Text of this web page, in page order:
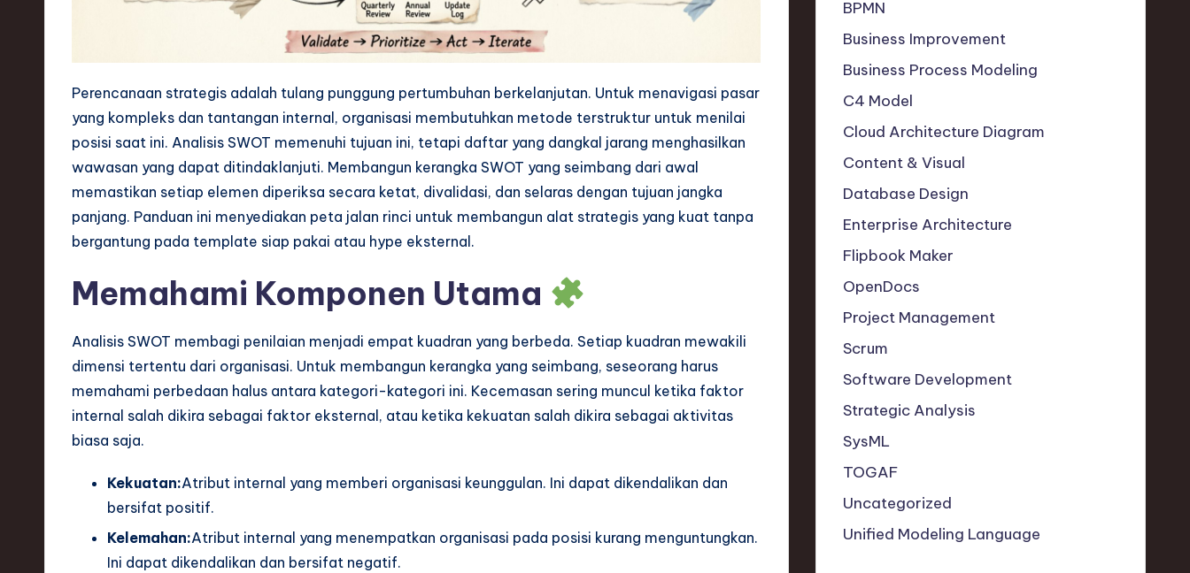
Perencanaan strategis adalah tulang punggung pertumbuhan berkelanjutan. Untuk menavigasi pasar
yang kompleks dan tantangan internal, organisasi membutuhkan metode terstruktur untuk menilai
posisi saat ini. Analisis SWOT memenuhi tujuan ini, tetapi daftar yang dangkal jarang menghasilkan
wawasan yang dapat ditindaklanjuti. Membangun kerangka SWOT yang seimbang dari awal
memastikan setiap elemen diperiksa secara ketat, divalidasi, dan selaras dengan tujuan jangka
panjang. Panduan ini menyediakan peta jalan rinci untuk membangun alat strategis yang kuat tanpa
bergantung pada template siap pakai atau hype eksternal.
Memahami Komponen Utama
Analisis SWOT membagi penilaian menjadi empat kuadran yang berbeda. Setiap kuadran mewakili
dimensi tertentu dari organisasi. Untuk membangun kerangka yang seimbang, seseorang harus
memahami perbedaan halus antara kategori-kategori ini. Kecemasan sering muncul ketika faktor
internal salah dikira sebagai faktor eksternal, atau ketika kekuatan salah dikira sebagai aktivitas
biasa saja.
Kekuatan:Atribut internal yang memberi organisasi keunggulan. Ini dapat dikendalikan dan
bersifat positif.
Kelemahan:Atribut internal yang menempatkan organisasi pada posisi kurang menguntungkan.
Ini dapat dikendalikan dan bersifat negatif.
BPMN
Business Improvement
Business Process Modeling
C4 Model
Cloud Architecture Diagram
Content & Visual
Database Design
Enterprise Architecture
Flipbook Maker
OpenDocs
Project Management
Scrum
Software Development
Strategic Analysis
SysML
TOGAF
Uncategorized
Unified Modeling Language